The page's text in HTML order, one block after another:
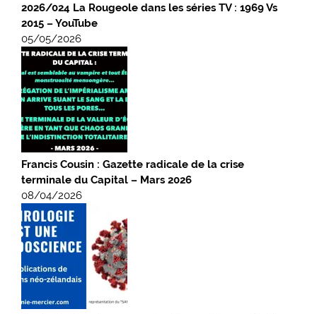
2026/024 La Rougeole dans les séries TV : 1969 Vs
2015 – YouTube
05/05/2026
Francis Cousin : Gazette radicale de la crise
terminale du Capital – Mars 2026
08/04/2026